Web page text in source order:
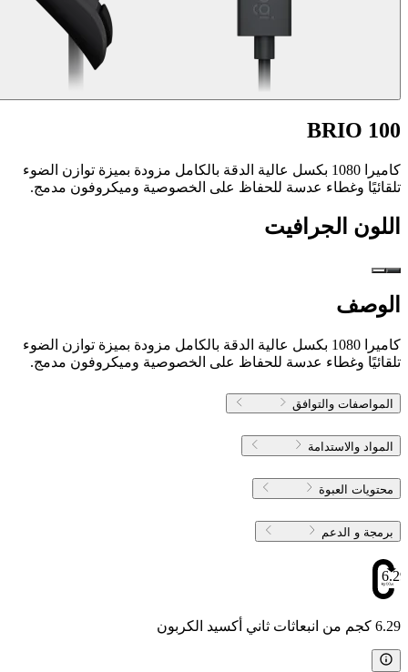
BRIO 100
كاميرا 1080 بكسل عالية الدقة بالكامل مزودة بميزة توازن الضوء
تلقائيًا وغطاء عدسة للحفاظ على الخصوصية وميكروفون مدمج.
اللون الجرافيت
الوصف
كاميرا 1080 بكسل عالية الدقة بالكامل مزودة بميزة توازن الضوء
تلقائيًا وغطاء عدسة للحفاظ على الخصوصية وميكروفون مدمج.
المواصفات والتوافق
المواد والاستدامة
محتويات العبوة
برمجة و الدعم
6.29
6.29 كجم من انبعاثات ثاني أكسيد الكربون